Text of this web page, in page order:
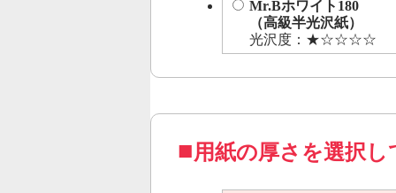
Mr.Bホワイト180
（高級半光沢紙）
光沢度：★☆☆☆☆
用紙の厚さを選択